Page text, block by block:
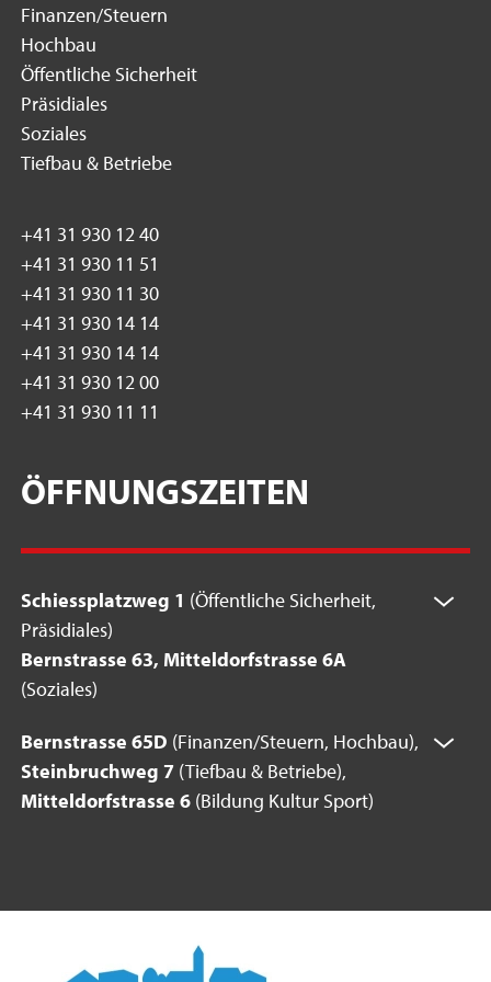
Finanzen/Steuern
Hochbau
Öffentliche Sicherheit
Präsidiales
Soziales
Tiefbau & Betriebe
+41 31 930 12 40
+41 31 930 11 51
+41 31 930 11 30
+41 31 930 14 14
+41 31 930 14 14
+41 31 930 12 00
+41 31 930 11 11
ÖFFNUNGSZEITEN
Schiessplatzweg 1 (Öffentliche Sicherheit,
Präsidiales)
Bernstrasse 63, Mitteldorfstrasse 6A
(Soziales)
Bernstrasse 65D (Finanzen/Steuern, Hochbau),
Steinbruchweg 7 (Tiefbau & Betriebe),
Mitteldorfstrasse 6 (Bildung Kultur Sport)